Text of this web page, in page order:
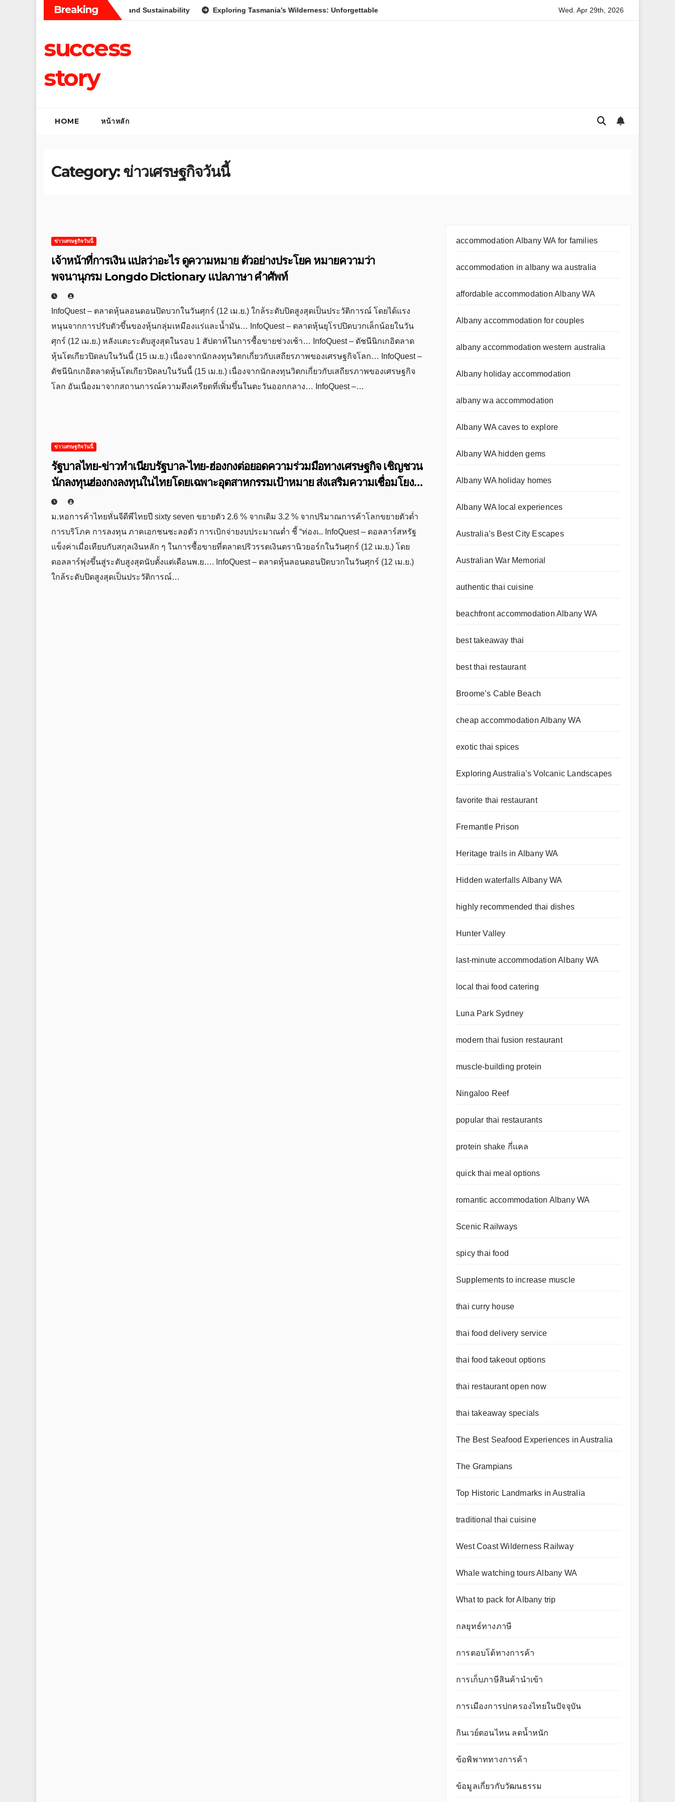
Breaking
Agriculture: Innovation and Sustainability Exploring Tasmania’s Wilderness: Unforgettable Hiking Experiences DIY Home Security Tips for Australian Households
Wed. Apr 29th, 2026
success
story
HOME หน้าหลัก
Category:ข่าวเศรษฐกิจวันนี้
ข่าวเศรษฐกิจวันนี้
เจ้าหน้าที่การเงิน แปลว่าอะไร ดูความหมาย ตัวอย่างประโยค หมายความว่า
พจนานุกรม Longdo Dictionary แปลภาษา คำศัพท์
InfoQuest – ตลาดหุ้นลอนดอนปิดบวกในวันศุกร์ (12 เม.ย.) ใกล้ระดับปิดสูงสุดเป็นประวัติการณ์ โดยได้แรง
หนุนจากการปรับตัวขึ้นของหุ้นกลุ่มเหมืองแร่และน้ำมัน… InfoQuest – ตลาดหุ้นยุโรปปิดบวกเล็กน้อยในวัน
ศุกร์ (12 เม.ย.) หลังแตะระดับสูงสุดในรอบ 1 สัปดาห์ในการซื้อขายช่วงเช้า… InfoQuest – ดัชนีนิกเกอิตลาด
หุ้นโตเกียวปิดลบในวันนี้ (15 เม.ย.) เนื่องจากนักลงทุนวิตกเกี่ยวกับเสถียรภาพของเศรษฐกิจโลก… InfoQuest –
ดัชนีนิกเกอิตลาดหุ้นโตเกียวปิดลบในวันนี้ (15 เม.ย.) เนื่องจากนักลงทุนวิตกเกี่ยวกับเสถียรภาพของเศรษฐกิจ
โลก อันเนื่องมาจากสถานการณ์ความตึงเครียดที่เพิ่มขึ้นในตะวันออกกลาง… InfoQuest –…
ข่าวเศรษฐกิจวันนี้
รัฐบาลไทย-ข่าวทำเนียบรัฐบาล-ไทย-ฮ่องกงต่อยอดความร่วมมือทางเศรษฐกิจ เชิญชวน
นักลงทุนฮ่องกงลงทุนในไทยโดยเฉพาะอุตสาหกรรมเป้าหมาย ส่งเสริมความเชื่อมโยง
ยุทธศาสตร์ Eec กับ Gba
ม.หอการค้าไทยหั่นจีดีพีไทยปี sixty seven ขยายตัว 2.6 % จากเดิม 3.2 % จากปริมาณการค้าโลกขยายตัวต่ำ
การบริโภค การลงทุน ภาคเอกชนชะลอตัว การเบิกจ่ายงบประมาณต่ำ ชี้ “ท่องเ.. InfoQuest – ดอลลาร์สหรัฐ
แข็งค่าเมื่อเทียบกับสกุลเงินหลัก ๆ ในการซื้อขายที่ตลาดปริวรรตเงินตรานิวยอร์กในวันศุกร์ (12 เม.ย.) โดย
ดอลลาร์พุ่งขึ้นสู่ระดับสูงสุดนับตั้งแต่เดือนพ.ย…. InfoQuest – ตลาดหุ้นลอนดอนปิดบวกในวันศุกร์ (12 เม.ย.)
ใกล้ระดับปิดสูงสุดเป็นประวัติการณ์…
accommodation Albany WA for families
accommodation in albany wa australia
affordable accommodation Albany WA
Albany accommodation for couples
albany accommodation western australia
Albany holiday accommodation
albany wa accommodation
Albany WA caves to explore
Albany WA hidden gems
Albany WA holiday homes
Albany WA local experiences
Australia’s Best City Escapes
Australian War Memorial
authentic thai cuisine
beachfront accommodation Albany WA
best takeaway thai
best thai restaurant
Broome’s Cable Beach
cheap accommodation Albany WA
exotic thai spices
Exploring Australia’s Volcanic Landscapes
favorite thai restaurant
Fremantle Prison
Heritage trails in Albany WA
Hidden waterfalls Albany WA
highly recommended thai dishes
Hunter Valley
last-minute accommodation Albany WA
local thai food catering
Luna Park Sydney
modern thai fusion restaurant
muscle-building protein
Ningaloo Reef
popular thai restaurants
protein shake กี่แคล
quick thai meal options
romantic accommodation Albany WA
Scenic Railways
spicy thai food
Supplements to increase muscle
thai curry house
thai food delivery service
thai food takeout options
thai restaurant open now
thai takeaway specials
The Best Seafood Experiences in Australia
The Grampians
Top Historic Landmarks in Australia
traditional thai cuisine
West Coast Wilderness Railway
Whale watching tours Albany WA
What to pack for Albany trip
กลยุทธ์ทางภาษี
การตอบโต้ทางการค้า
การเก็บภาษีสินค้านำเข้า
การเมืองการปกครองไทยในปัจจุบัน
กินเวย์ตอนไหน ลดน้ำหนัก
ข้อพิพาททางการค้า
ข้อมูลเกี่ยวกับวัฒนธรรม